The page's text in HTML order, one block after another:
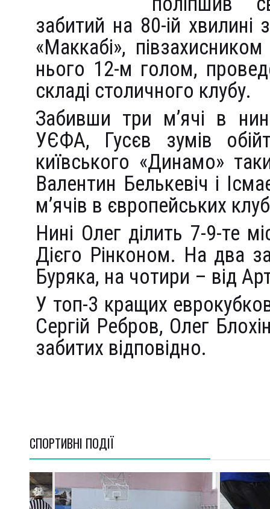
забитий на 80-ій хвилині
«Маккабі»,
нього 12-м голом,
складі столичного клубу.
Забивши три м’ячі в
УЄФА, Гусєв зумів
київського «Динамо»
Валентин Белькевіч і
м’ячів в європейських
Нині Олег ділить 7-9-те
Дієго Рінконом. На два
Буряка, на чотири – від
У топ-3 кращих
Сергій Ребров, Олег
забитих відповідно.
СПОРТИВНI ПОДІЇ